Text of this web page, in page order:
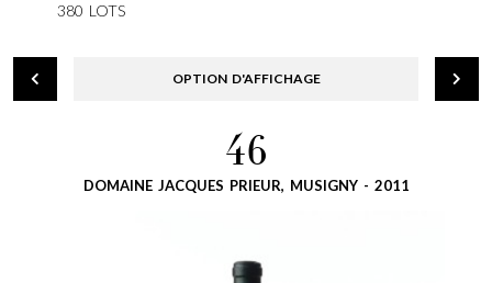
380 LOTS
OPTION D'AFFICHAGE
46
DOMAINE JACQUES PRIEUR, MUSIGNY - 2011